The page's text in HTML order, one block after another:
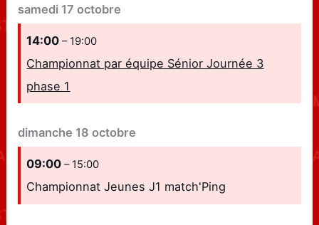
samedi 17 octobre
14:00– 19:00
Championnat par équipe Sénior Journée 3
phase 1
dimanche 18 octobre
09:00– 15:00
Championnat Jeunes J1 match'Ping